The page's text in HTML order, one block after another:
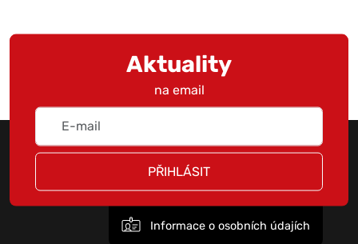
Aktuality
na email
PŘIHLÁSIT
Informace o osobních údajích